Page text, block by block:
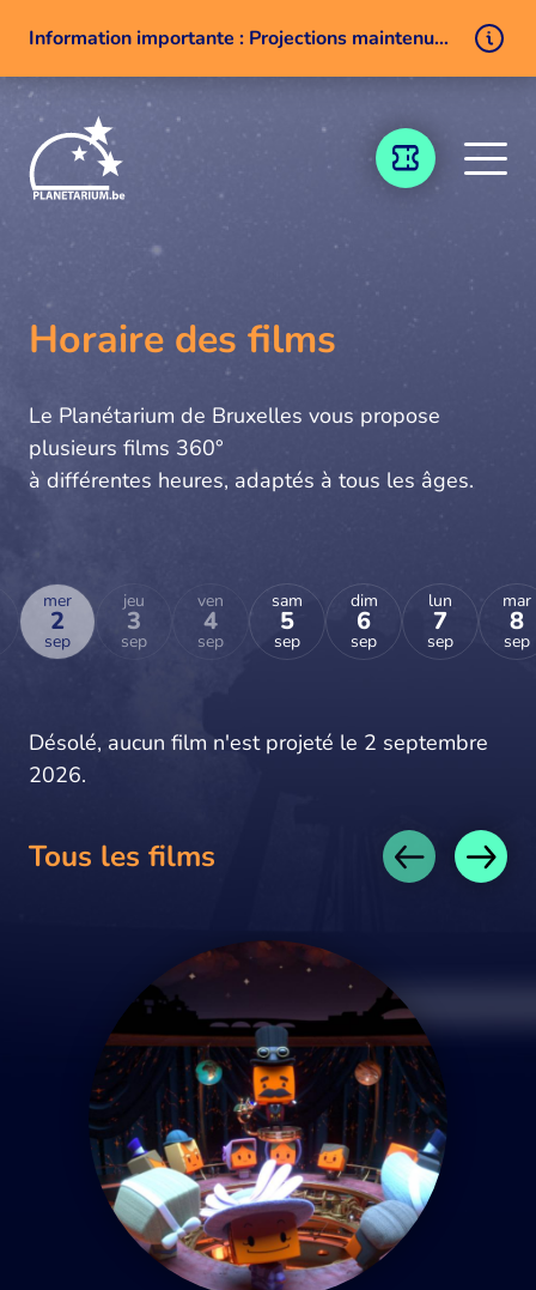
Information importante : Projections maintenues malgré un problème technique
Aller au contenu
BILLETTERIE
Horaire des films
Le Planétarium de Bruxelles vous propose
plusieurs films 360°
à différentes heures, adaptés à tous les âges.
mer
2
sep
jeu
3
sep
ven
4
sep
sam
5
sep
dim
6
sep
lun
7
sep
mar
8
sep
Désolé, aucun film n'est projeté le 2 septembre
2026.
Tous les films